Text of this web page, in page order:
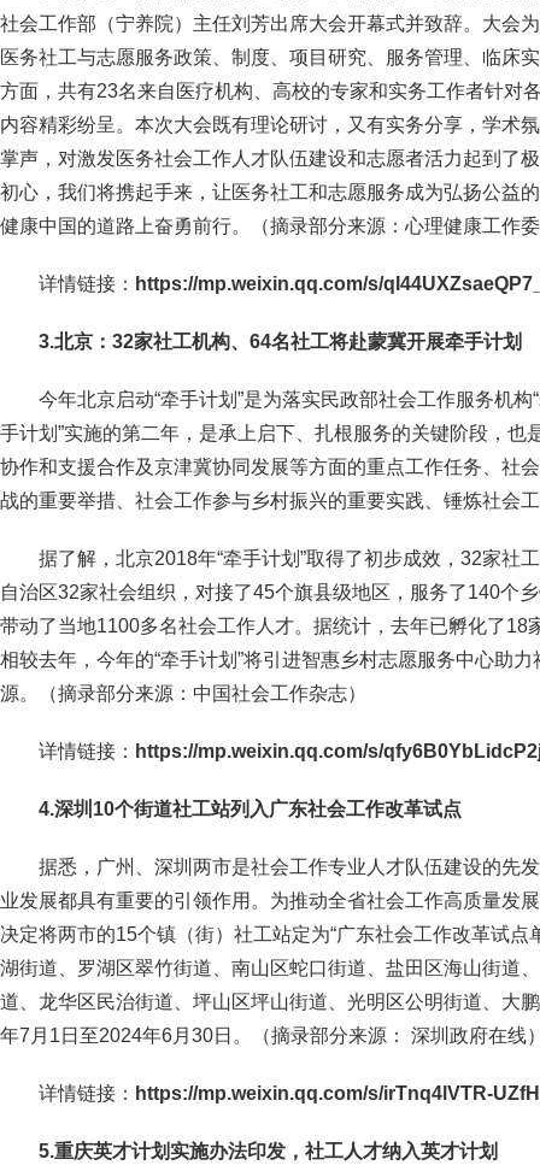
社会工作部（宁养院）主任刘芳出席大会开幕式并致辞。大会
医务社工与志愿服务政策、制度、项目研究、服务管理、临床
方面，共有23名来自医疗机构、高校的专家和实务工作者针对
内容精彩纷呈。本次大会既有理论研讨，又有实务分享，学术
掌声，对激发医务社会工作人才队伍建设和志愿者活力起到了
初心，我们将携起手来，让医务社工和志愿服务成为弘扬公益
健康中国的道路上奋勇前行。（摘录部分来源：心理健康工作
详情链接 ： https://mp.weixin.qq.com/s/
3.北京：32家社工机构、64名社工将赴蒙冀开展牵手计划
今年北京启动“牵手计划”是为落实民政部社会工作服务机构
手计划”实施的第二年，是承上启下、扎根服务的关键阶段，也
协作和支援合作及京津冀协同发展等方面的重点工作任务、社
战的重要举措、社会工作参与乡村振兴的重要实践、锤炼社会
据了解，北京2018年“牵手计划”取得了初步成效，32家社
自治区32家社会组织，对接了45个旗县级地区，服务了140个
带动了当地1100多名社会工作人才。据统计，去年已孵化了18
相较去年，今年的“牵手计划”将引进智惠乡村志愿服务中心助
源。（摘录部分来源：中国社会工作杂志）
详情链接 ： https://mp.weixin.qq.com/s/
4.深圳10个街道社工站列入广东社会工作改革试点
据悉，广州、深圳两市是社会工作专业人才队伍建设的先
业发展都具有重要的引领作用。为推动全省社会工作高质量发
决定将两市的15个镇（街）社工站定为“广东社会工作改革试点
湖街道、罗湖区翠竹街道、南山区蛇口街道、盐田区海山街道
道、龙华区民治街道、坪山区坪山街道、光明区公明街道、大
年7月1日至2024年6月30日。（摘录部分来源： 深圳政府在线
详情链接 ： https://mp.weixin.qq.com/s/irTnq4lVTR-
5.重庆英才计划实施办法印发，社工人才纳入英才计划